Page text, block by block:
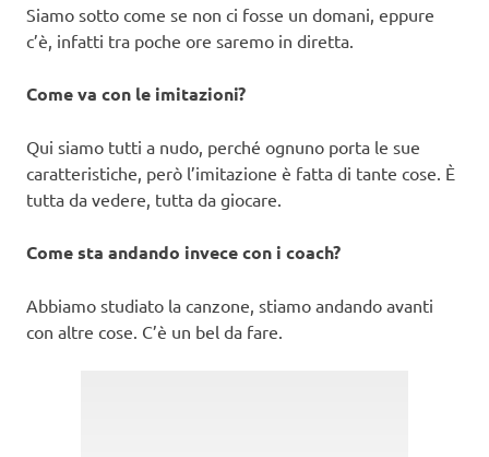
Siamo sotto come se non ci fosse un domani, eppure
c’è, infatti tra poche ore saremo in diretta.
Come va con le imitazioni?
Qui siamo tutti a nudo, perché ognuno porta le sue
caratteristiche, però l’imitazione è fatta di tante cose. È
tutta da vedere, tutta da giocare.
Come sta andando invece con i coach?
Abbiamo studiato la canzone, stiamo andando avanti
con altre cose. C’è un bel da fare.